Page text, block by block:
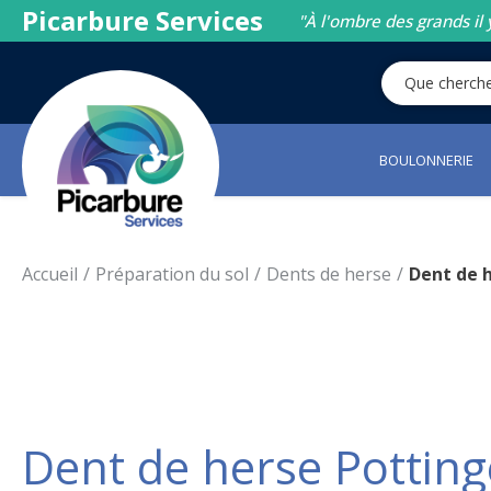
Picarbure Services "À l'ombre des grands
BOULONNERIE
Accueil Préparation du sol Dents de herse Dent de
Dent de herse